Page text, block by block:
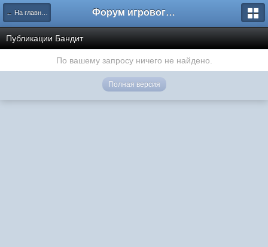
← На главную Форум игрового проекта Riverrise
Публикации Бандит
По вашему запросу ничего не найдено.
Полная версия